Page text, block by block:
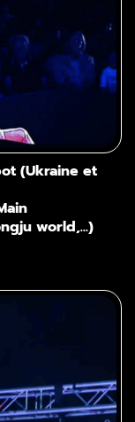
(Ukraine et
world,...)